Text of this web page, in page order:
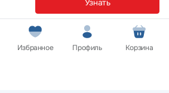
Узнать
конфиденциальности
— 2026 ООО «Эпл Тэк»
Избранное Профиль Корзина